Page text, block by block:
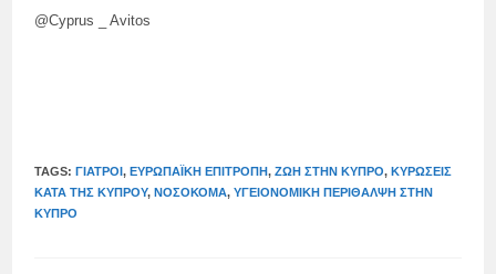
@Cyprus _ Avitos
TAGS:ΓΙΑΤΡΟΊ, ΕΥΡΩΠΑΪΚΉ ΕΠΙΤΡΟΠΉ, ΖΩΉ ΣΤΗΝ ΚΎΠΡΟ, ΚΥΡΏΣΕΙΣ
ΚΑΤΆ ΤΗΣ ΚΎΠΡΟΥ, ΝΟΣΟΚΌΜΑ, ΥΓΕΙΟΝΟΜΙΚΉ ΠΕΡΊΘΑΛΨΗ ΣΤΗΝ
ΚΎΠΡΟ